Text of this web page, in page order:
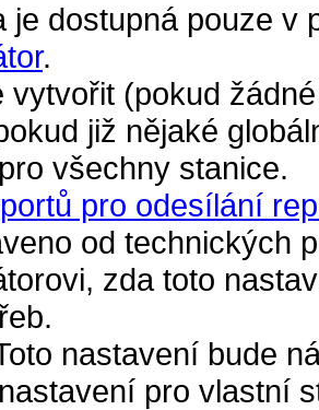
je dostupná pouze
.
vytvořit (pokud
již nějaké
všechny stanice.
pro odesílání
od technických
zda toto
nastavení bude
pro vlastní